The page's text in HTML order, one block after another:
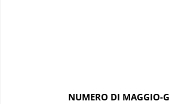
NUMERO DI MAGGIO-